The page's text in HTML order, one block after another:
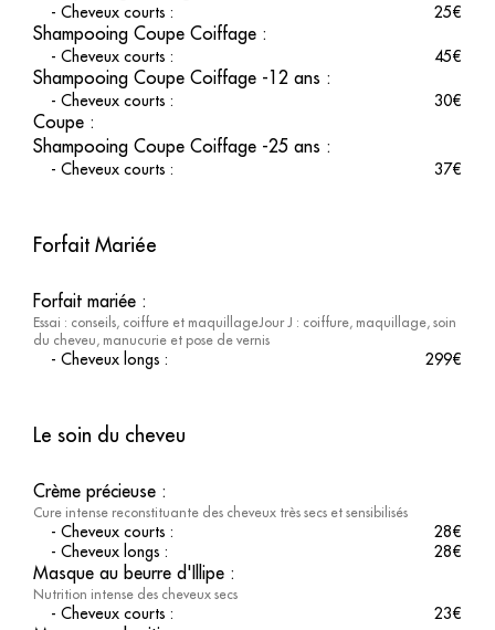
- Cheveux courts : 25€
Shampooing Coupe Coiffage :
- Cheveux courts : 45€
Shampooing Coupe Coiffage -12 ans :
- Cheveux courts : 30€
Coupe :
Shampooing Coupe Coiffage -25 ans :
- Cheveux courts : 37€
Forfait Mariée
Forfait mariée :
Essai : conseils, coiffure et maquillageJour J : coiffure, maquillage, soin
du cheveu, manucurie et pose de vernis
- Cheveux longs : 299€
Le soin du cheveu
Crème précieuse :
Cure intense reconstituante des cheveux très secs et sensibilisés
- Cheveux courts : 28€
- Cheveux longs : 28€
Masque au beurre d'Illipe :
Nutrition intense des cheveux secs
- Cheveux courts : 23€